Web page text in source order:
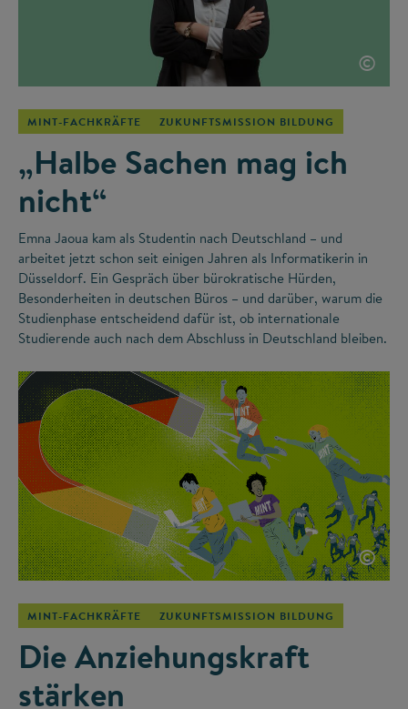
©
MINT-FACHKRÄFTE ZUKUNFTSMISSION BILDUNG
„Halbe Sachen mag ich
nicht“
Emna Jaoua kam als Studentin nach Deutschland – und
arbeitet jetzt schon seit einigen Jahren als Informatikerin in
Düsseldorf. Ein Gespräch über bürokratische Hürden,
Besonderheiten in deutschen Büros – und darüber, warum die
Studienphase entscheidend dafür ist, ob internationale
Studierende auch nach dem Abschluss in Deutschland bleiben.
©
MINT-FACHKRÄFTE ZUKUNFTSMISSION BILDUNG
Die Anziehungskraft
stärken